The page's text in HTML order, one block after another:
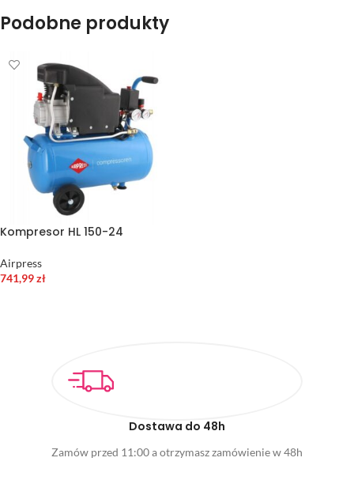
Podobne produkty
Kompresor HL 150-24
Airpress
741,99zł
Dostawa do 48h
Zamów przed 11:00 a otrzymasz zamówienie w 48h